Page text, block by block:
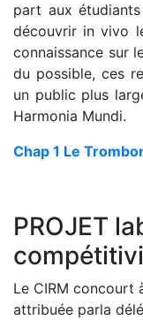
part aux
découvrir in vivo
connaissance sur
du possible, ces
un public plus
Harmonia Mundi.
Chap 1 Le
PROJET
Le CIRM concourt
attribuée parla